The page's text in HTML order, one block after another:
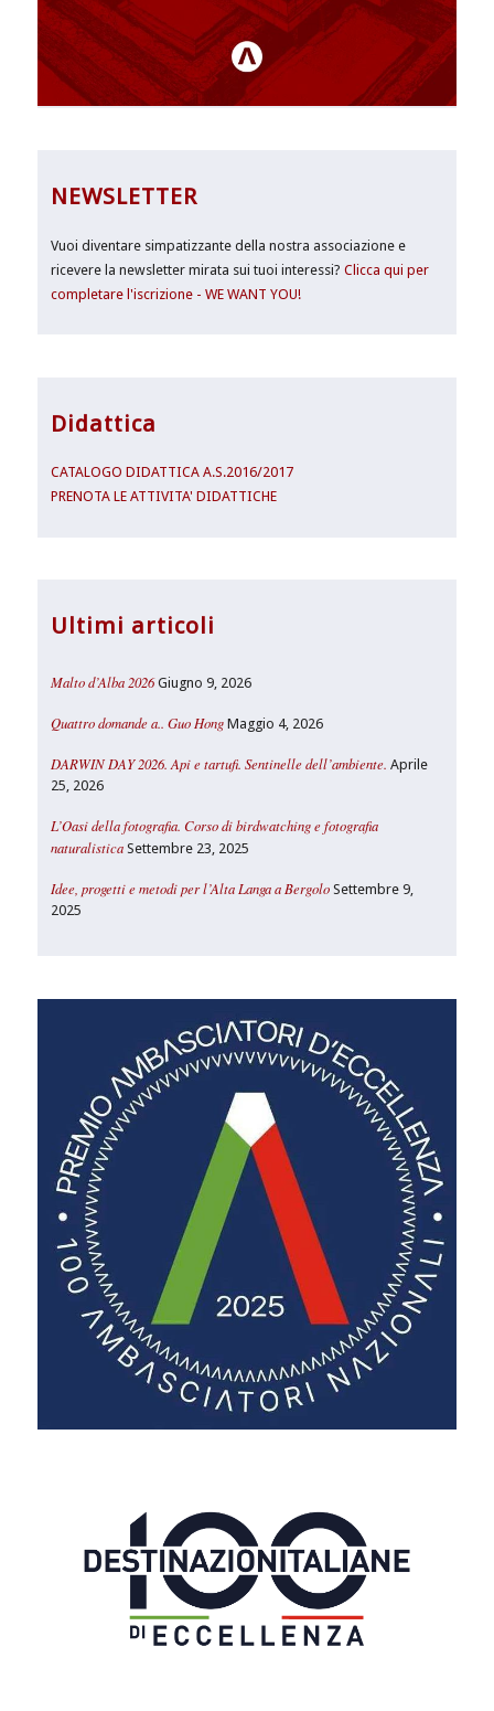
NEWSLETTER
Vuoi diventare simpatizzante della nostra associazione e
ricevere la newsletter mirata sui tuoi interessi?Clicca qui per
completare l'iscrizione - WE WANT YOU!
Didattica
CATALOGO DIDATTICA A.S.2016/2017
PRENOTA LE ATTIVITA' DIDATTICHE
Ultimi articoli
Malto d’Alba 2026 Giugno 9, 2026
Quattro domande a.. Guo Hong Maggio 4, 2026
DARWIN DAY 2026. Api e tartufi. Sentinelle dell’ambiente. Aprile
25, 2026
L’Oasi della fotografia. Corso di birdwatching e fotografia
naturalistica Settembre 23, 2025
Idee, progetti e metodi per l’Alta Langa a Bergolo Settembre 9,
2025